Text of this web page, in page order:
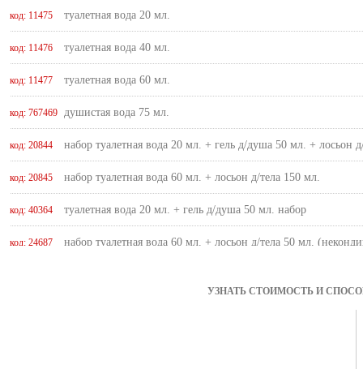
код: 11475 туалетная вода 20 мл.
код: 11476 туалетная вода 40 мл.
код: 11477 туалетная вода 60 мл.
код: 767469 душистая вода 75 мл.
код: 20844 набор туалетная вода 20 мл. + гель д/душа 50 мл. + лосьон
код: 20845 набор туалетная вода 60 мл. + лосьон д/тела 150 мл.
код: 40364 туалетная вода 20 мл. + гель д/душа 50 мл. набор
код: 24687 набор туалетная вода 60 мл. + лосьон д/тела 50 мл.
УЗНАТЬ СТОИМОСТЬ И